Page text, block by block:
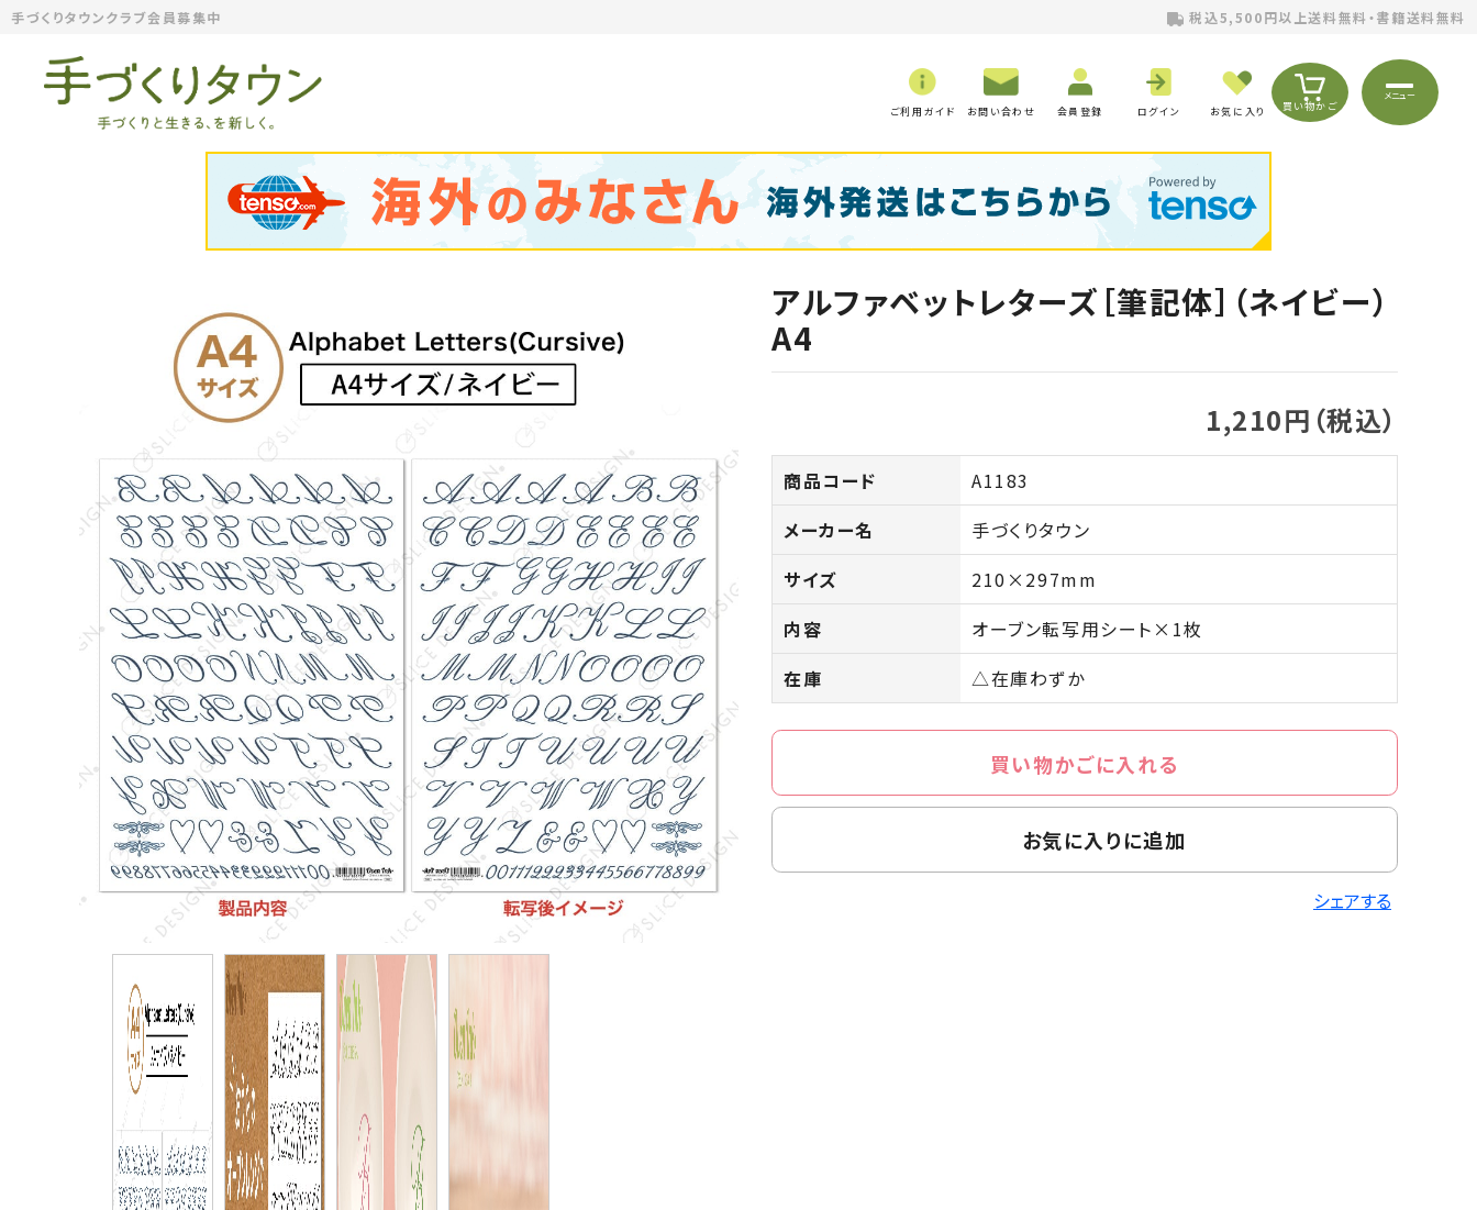
手づくりタウンクラブ会員募集中 税込5,500円以上送料無料・書籍送料無料
ご利用ガイド お問い合わせ 会員登録 ログイン お気に入り 買い物かご
メニュー
アルファベットレターズ［筆記体］（ネイビー）
A4
1,210円（税込）
商品コード
A1183
メーカー名
手づくりタウン
サイズ
210×297mm
内容
オーブン転写用シート×1枚
在庫
△在庫わずか
買い物かごに入れる
お気に入りに追加
シェアする